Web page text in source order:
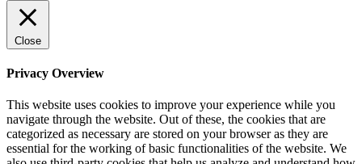
Close
Privacy Overview
This website uses cookies to improve your experience while you
navigate through the website. Out of these, the cookies that are
categorized as necessary are stored on your browser as they are
essential for the working of basic functionalities of the website. We